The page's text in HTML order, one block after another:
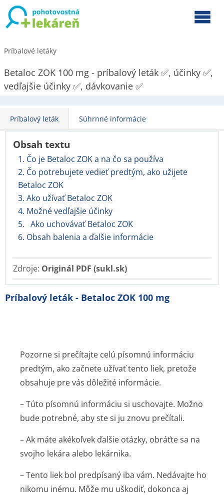
Príbalové letáky
Betaloc ZOK 100 mg - príbalový leták ✅, účinky ✅,
vedľajšie účinky ✅, dávkovanie ✅
Príbalový leták Súhrnné informácie
Obsah textu
1. Čo je Betaloc ZOK a na čo sa používa
2. Čo potrebujete vedieť predtým, ako užijete
Betaloc ZOK
3. Ako užívať Betaloc ZOK
4. Možné vedľajšie účinky
5. Ako uchovávať Betaloc ZOK
6. Obsah balenia a ďalšie informácie
Zdroje: Originál PDF (sukl.sk)
Príbalový leták - Betaloc ZOK 100 mg
Pozorne si prečítajte celú písomnú informáciu
predtým, ako začnete užívať tento liek, pretože
obsahuje pre vás dôležité informácie.
– Túto písomnú informáciu si uschovajte. Možno
bude potrebné, aby ste si ju znovu prečítali.
– Ak máte akékoľvek ďalšie otázky, obráťte sa na
svojho lekára alebo lekárnika.
– Tento liek bol predpísaný iba vám. Nedávajte ho
nikomu inému. Môže mu uškodiť, dokonca aj